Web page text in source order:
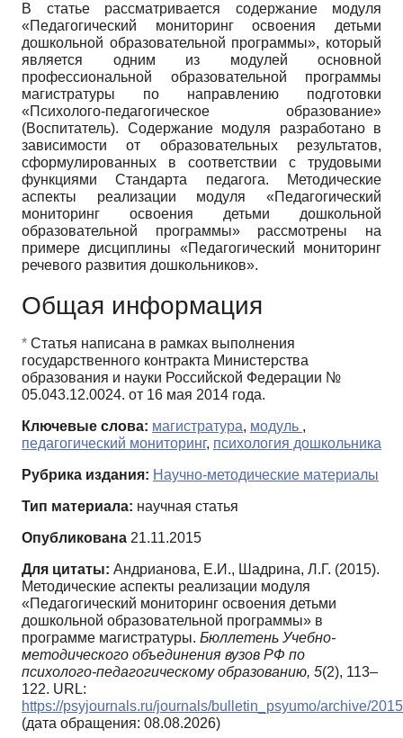
В статье рассматривается содержание модуля
«Педагогический мониторинг освоения детьми
дошкольной образовательной программы», который
является одним из модулей основной
профессиональной образовательной программы
магистратуры по направлению подготовки
«Психолого-педагогическое образование»
(Воспитатель). Содержание модуля разработано в
зависимости от образовательных результатов,
сформулированных в соответствии с трудовыми
функциями Стандарта педагога. Методические
аспекты реализации модуля «Педагогический
мониторинг освоения детьми дошкольной
образовательной программы» рассмотрены на
примере дисциплины «Педагогический мониторинг
речевого развития дошкольников».
Общая информация
* Статья написана в рамках выполнения
государственного контракта Министерства
образования и науки Российской Федерации №
05.043.12.0024. от 16 мая 2014 года.
Ключевые слова: магистратура, модуль ,
педагогический мониторинг, психология дошкольника
Рубрика издания: Научно-методические материалы
Тип материала: научная статья
Опубликована 21.11.2015
Для цитаты: Андрианова, Е.И., Шадрина, Л.Г. (2015).
Методические аспекты реализации модуля
«Педагогический мониторинг освоения детьми
дошкольной образовательной программы» в
программе магистратуры. Бюллетень Учебно-
методического объединения вузов РФ по
психолого-педагогическому образованию, 5(2), 113–
122. URL:
https://psyjournals.ru/journals/bulletin_psyumo/archive/
(дата обращения: 08.08.2026)